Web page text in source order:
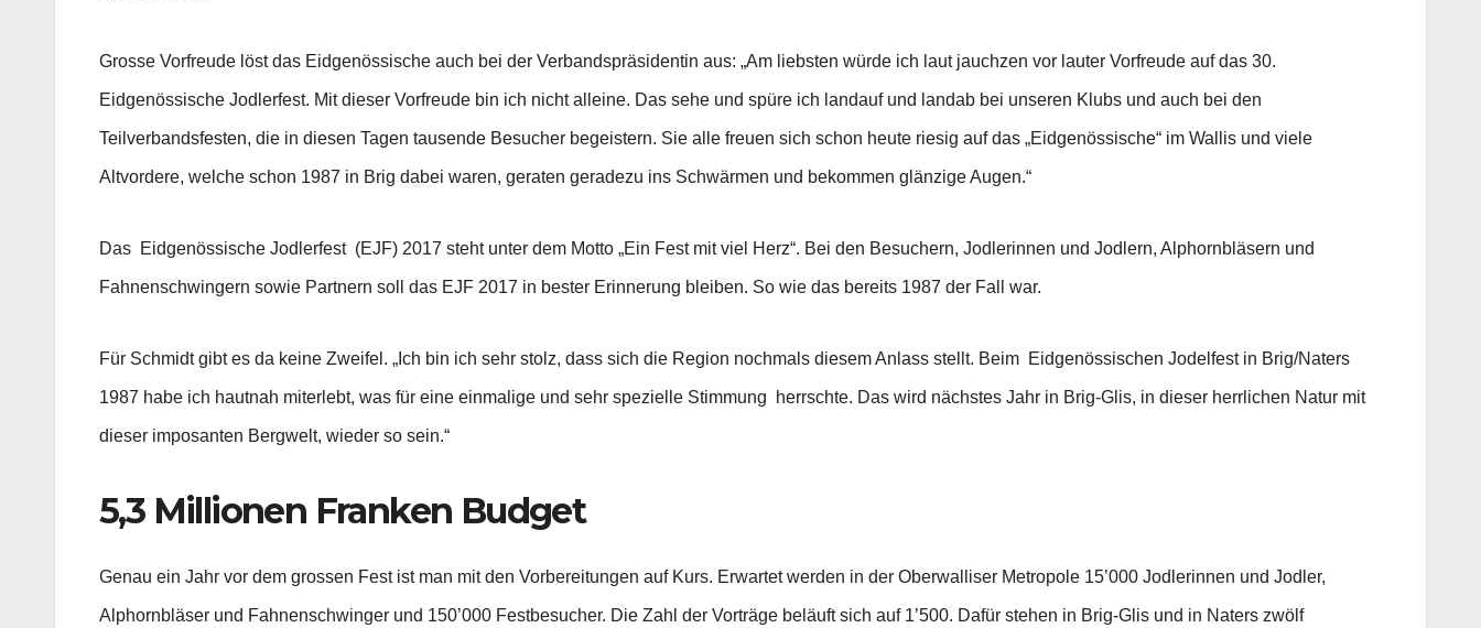
Grosse Vorfreude löst das Eidgenössische auch bei der Verbandspräsidentin aus: „Am liebsten würde ich laut jauchzen vor lauter Vorfreude auf das 30.
Eidgenössische Jodlerfest. Mit dieser Vorfreude bin ich nicht alleine. Das sehe und spüre ich landauf und landab bei unseren Klubs und auch bei den
Teilverbandsfesten, die in diesen Tagen tausende Besucher begeistern. Sie alle freuen sich schon heute riesig auf das „Eidgenössische“ im Wallis und viele
Altvordere, welche schon 1987 in Brig dabei waren, geraten geradezu ins Schwärmen und bekommen glänzige Augen.“
Das Eidgenössische Jodlerfest (EJF) 2017 steht unter dem Motto „Ein Fest mit viel Herz“. Bei den Besuchern, Jodlerinnen und Jodlern, Alphornbläsern und
Fahnenschwingern sowie Partnern soll das EJF 2017 in bester Erinnerung bleiben. So wie das bereits 1987 der Fall war.
Für Schmidt gibt es da keine Zweifel. „Ich bin ich sehr stolz, dass sich die Region nochmals diesem Anlass stellt. Beim Eidgenössischen Jodelfest in Brig/Naters
1987 habe ich hautnah miterlebt, was für eine einmalige und sehr spezielle Stimmung herrschte. Das wird nächstes Jahr in Brig-Glis, in dieser herrlichen Natur mit
dieser imposanten Bergwelt, wieder so sein.“
5,3 Millionen Franken Budget
Genau ein Jahr vor dem grossen Fest ist man mit den Vorbereitungen auf Kurs. Erwartet werden in der Oberwalliser Metropole 15’000 Jodlerinnen und Jodler,
Alphornbläser und Fahnenschwinger und 150’000 Festbesucher. Die Zahl der Vorträge beläuft sich auf 1’500. Dafür stehen in Brig-Glis und in Naters zwölf